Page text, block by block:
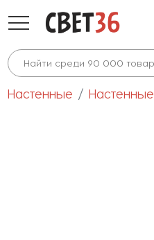
Настенные Настенные